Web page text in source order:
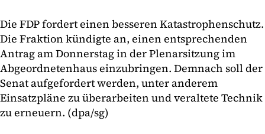
Die FDP fordert einen besseren Katastrophenschutz.
Die Fraktion kündigte an, einen entsprechenden
Antrag am Donnerstag in der Plenarsitzung im
Abgeordnetenhaus einzubringen. Demnach soll der
Senat aufgefordert werden, unter anderem
Einsatzpläne zu überarbeiten und veraltete Technik
zu erneuern. (dpa/sg)